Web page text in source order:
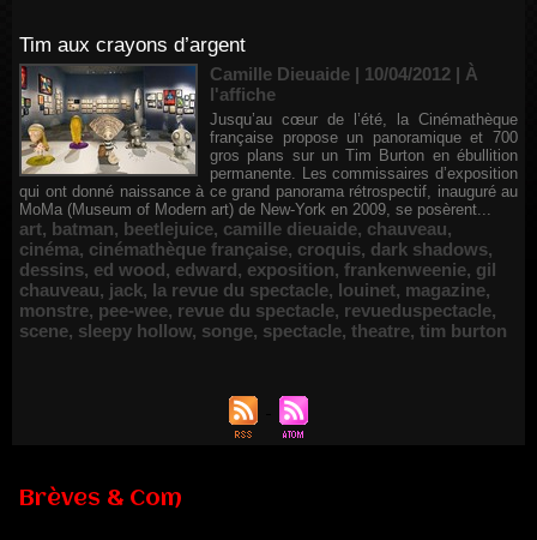
Tim aux crayons d’argent
Camille Dieuaide | 10/04/2012 | À
l'affiche
Jusqu’au cœur de l’été, la Cinémathèque
française propose un panoramique et 700
gros plans sur un Tim Burton en ébullition
permanente. Les commissaires d’exposition
qui ont donné naissance à ce grand panorama rétrospectif, inauguré au
MoMa (Museum of Modern art) de New-York en 2009, se posèrent...
art, batman, beetlejuice, camille dieuaide, chauveau,
cinéma, cinémathèque française, croquis, dark shadows,
dessins, ed wood, edward, exposition, frankenweenie, gil
chauveau, jack, la revue du spectacle, louinet, magazine,
monstre, pee-wee, revue du spectacle, revueduspectacle,
scene, sleepy hollow, songe, spectacle, theatre, tim burton
Brèves & Com